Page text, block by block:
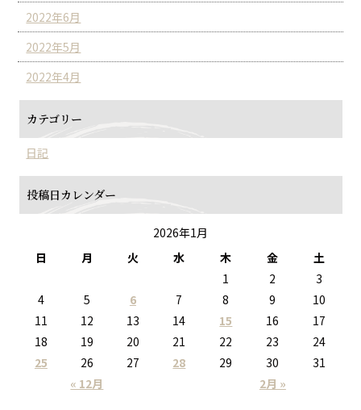
2022年6月
2022年5月
2022年4月
カテゴリー
日記
投稿日カレンダー
2026年1月
日
月 火 水 木 金 土
« 12月 2月 »
1 2
3
4
5 6 7 8 9
10
11
12 13 14 15 16
17
18
19 20 21 22 23
24
25
26 27 28 29 30 31